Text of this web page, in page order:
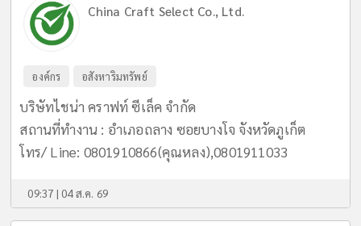
China Craft Select Co., Ltd.
องค์กร อสังหาริมทรัพย์
บริษัทไชน่า คราฟท์ ซีเล็ค จำกัด
สถานที่ทำงาน : อำเภอถลาง ซอยบางโจ จังหวัดภูเก็ต
โทร/ Line: 0801910866(คุณหลง),0801911033
09:37 | 04 ส.ค. 69